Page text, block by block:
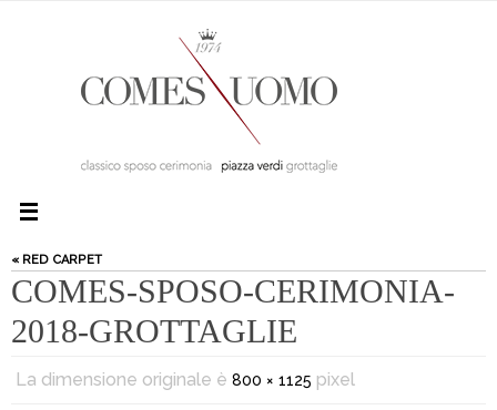
« RED CARPET
COMES-SPOSO-CERIMONIA-
2018-GROTTAGLIE
La dimensione originale è 800 × 1125 pixel